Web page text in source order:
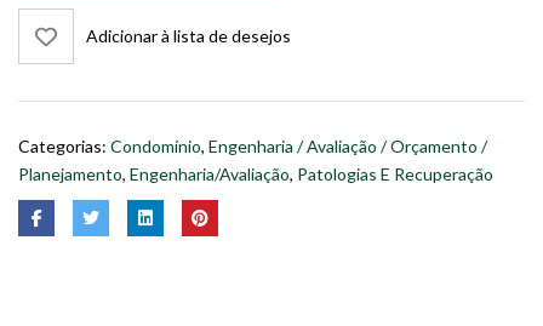
Adicionar à lista de desejos
Categorias: Condomínio, Engenharia / Avaliação / Orçamento /
Planejamento, Engenharia/Avaliação, Patologias E Recuperação